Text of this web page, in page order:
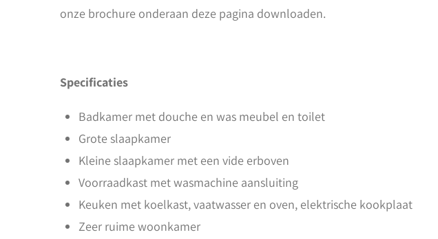
onze brochure onderaan deze pagina downloaden.
Specificaties
Badkamer met douche en was meubel en toilet
Grote slaapkamer
Kleine slaapkamer met een vide erboven
Voorraadkast met wasmachine aansluiting
Keuken met koelkast, vaatwasser en oven, elektrische kookplaat
Zeer ruime woonkamer